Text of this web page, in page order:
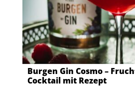
Burgen Gin Cosmo –
Cocktail mit Rezept